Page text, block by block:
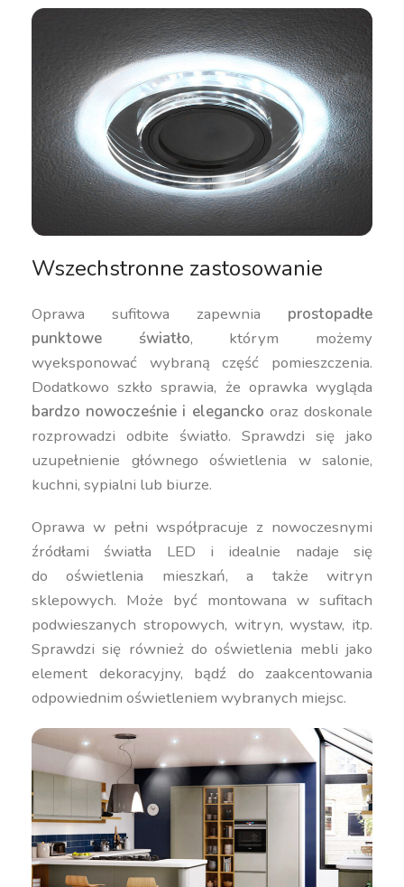
Wszechstronne zastosowanie
Oprawa sufitowa zapewnia prostopadłe
punktowe światło, którym możemy
wyeksponować wybraną część pomieszczenia.
Dodatkowo szkło sprawia, że oprawka wygląda
bardzo nowocześnie i elegancko oraz doskonale
rozprowadzi odbite światło. Sprawdzi się jako
uzupełnienie głównego oświetlenia w salonie,
kuchni, sypialni lub biurze.
Oprawa w pełni współpracuje z nowoczesnymi
źródłami światła LED i idealnie nadaje się
do oświetlenia mieszkań, a także witryn
sklepowych. Może być montowana w sufitach
podwieszanych stropowych, witryn, wystaw, itp.
Sprawdzi się również do oświetlenia mebli jako
element dekoracyjny, bądź do zaakcentowania
odpowiednim oświetleniem wybranych miejsc.